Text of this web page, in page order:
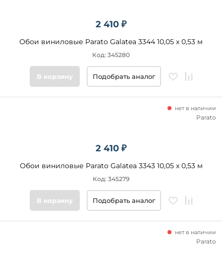
2 410 ₽
Обои виниловые Parato Galatea 3344 10,05 x 0,53 м
Код: 345280
В корзину Подобрать аналог
2 410 ₽
Обои виниловые Parato Galatea 3343 10,05 x 0,53 м
нет в наличии
Код: 345279
Parato
В корзину Подобрать аналог
нет в наличии
Parato